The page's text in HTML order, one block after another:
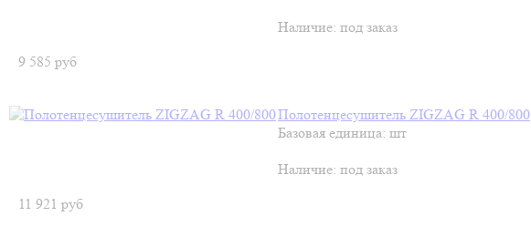
Наличие: под заказ
9 585 руб
Полотенцесушитель ZIGZAG R 400/800
Базовая единица: шт
Наличие: под заказ
11 921 руб